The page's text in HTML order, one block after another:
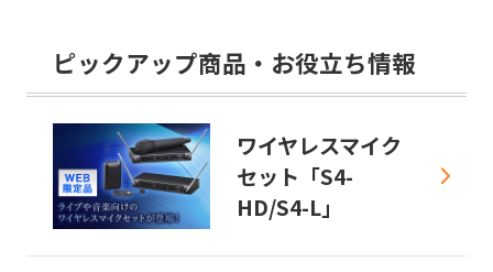
ピックアップ商品・お役立ち情報
ワイヤレスマイク
セット「S4-
HD/S4-L」